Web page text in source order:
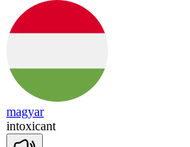
magyar
intoxicant